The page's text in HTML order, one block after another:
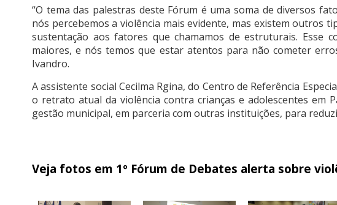
“O tema das palestras deste Fórum é uma soma de diversos
nós percebemos a violência mais evidente, mas existem outros
sustentação aos fatores que chamamos de estruturais. Esse
maiores, e nós temos que estar atentos para não cometer
Ivandro.
A assistente social Cecilma Rgina, do Centro de Referência
o retrato atual da violência contra crianças e adolescentes em
gestão municipal, em parceria com outras instituições, para
Veja fotos em 1º Fórum de Debates alerta sobre